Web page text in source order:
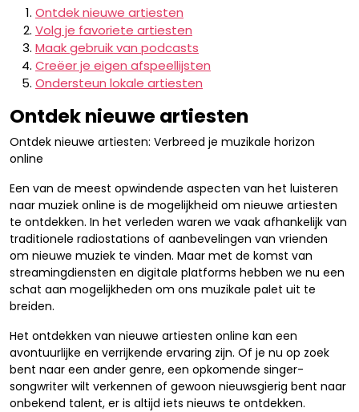
Ontdek nieuwe artiesten
Volg je favoriete artiesten
Maak gebruik van podcasts
Creëer je eigen afspeellijsten
Ondersteun lokale artiesten
Ontdek nieuwe artiesten
Ontdek nieuwe artiesten: Verbreed je muzikale horizon
online
Een van de meest opwindende aspecten van het luisteren
naar muziek online is de mogelijkheid om nieuwe artiesten
te ontdekken. In het verleden waren we vaak afhankelijk van
traditionele radiostations of aanbevelingen van vrienden
om nieuwe muziek te vinden. Maar met de komst van
streamingdiensten en digitale platforms hebben we nu een
schat aan mogelijkheden om ons muzikale palet uit te
breiden.
Het ontdekken van nieuwe artiesten online kan een
avontuurlijke en verrijkende ervaring zijn. Of je nu op zoek
bent naar een ander genre, een opkomende singer-
songwriter wilt verkennen of gewoon nieuwsgierig bent naar
onbekend talent, er is altijd iets nieuws te ontdekken.